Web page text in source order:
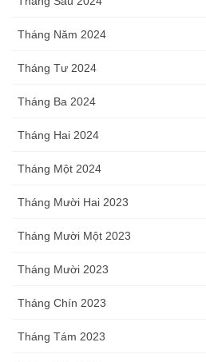
Tháng Năm 2024
Tháng Tư 2024
Tháng Ba 2024
Tháng Hai 2024
Tháng Một 2024
Tháng Mười Hai 2023
Tháng Mười Một 2023
Tháng Mười 2023
Tháng Chín 2023
Tháng Tám 2023